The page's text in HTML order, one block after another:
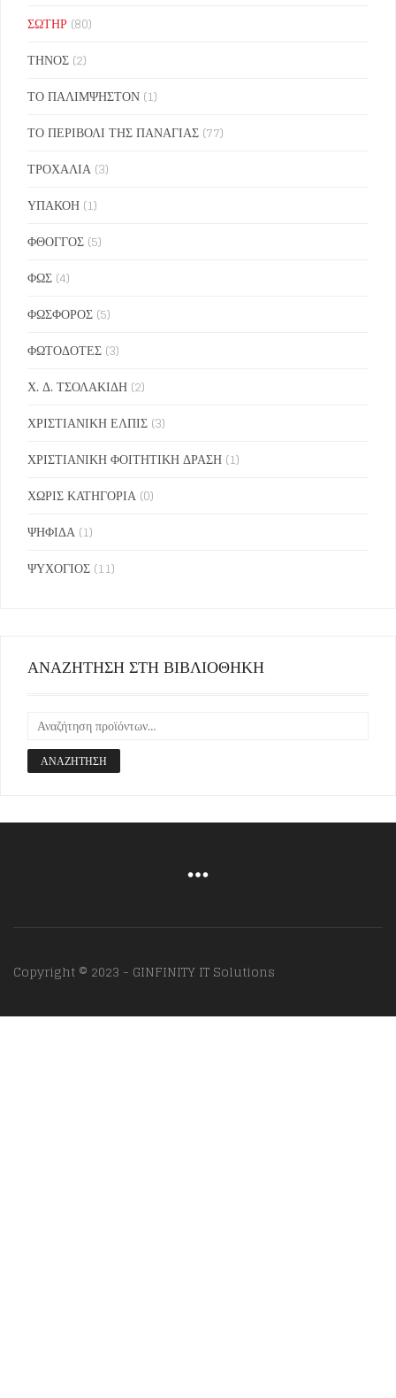
ΣΩΤΗΡ (80)
ΤΗΝΟΣ (2)
ΤΟ ΠΑΛΙΜΨΗΣΤΟΝ (1)
ΤΟ ΠΕΡΙΒΟΛΙ ΤΗΣ ΠΑΝΑΓΙΑΣ (77)
ΤΡΟΧΑΛΙΑ (3)
ΥΠΑΚΟΗ (1)
ΦΘΟΓΓΟΣ (5)
ΦΩΣ (4)
ΦΩΣΦΟΡΟΣ (5)
ΦΩΤΟΔΟΤΕΣ (3)
Χ. Δ. ΤΣΟΛΑΚΙΔΗ (2)
ΧΡΙΣΤΙΑΝΙΚΗ ΕΛΠΙΣ (3)
ΧΡΙΣΤΙΑΝΙΚΗ ΦΟΙΤΗΤΙΚΗ ΔΡΑΣΗ (1)
ΧΩΡΙΣ ΚΑΤΗΓΟΡΙΑ (0)
ΨΗΦΙΔΑ (1)
ΨΥΧΟΓΙΟΣ (11)
ΑΝΑΖΗΤΗΣΗ ΣΤΗ ΒΙΒΛΙΟΘΗΚΗ
ΑΝΑΖΉΤΗΣΗ
Copyright © 2023 - GINFINITY IT Solutions